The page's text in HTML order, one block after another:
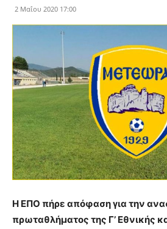
2 Μαΐου 2020 17:00
Η ΕΠΟ πήρε απόφαση για την
πρωταθλήματος της Γ’ Εθνικής